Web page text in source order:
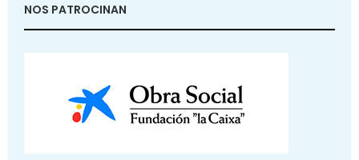
NOS PATROCINAN